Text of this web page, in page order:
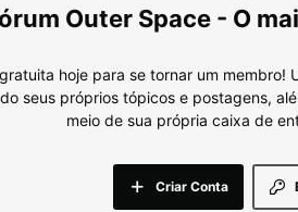
Outer Space - O
hoje para se tornar um
seus próprios tópicos e postagens,
meio de sua própria caixa de
Criar Conta